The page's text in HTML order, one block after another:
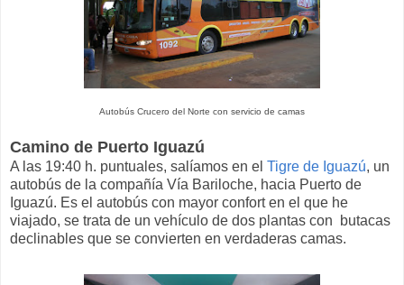
Autobús Crucero del Norte con servicio de camas
Camino de Puerto Iguazú
A las 19:40 h. puntuales, salíamos en el Tigre de Iguazú, un
autobús de la compañía Vía Bariloche, hacia Puerto de
Iguazú. Es el autobús con mayor confort en el que he
viajado, se trata de un vehículo de dos plantas con butacas
declinables que se convierten en verdaderas camas.